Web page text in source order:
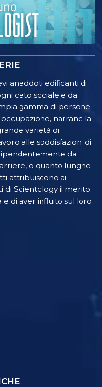
aneddoti edificanti di
ceto sociale e da
gamma di persone
narrano la
varietà di
alle soddisfazioni di
da
o quanto lunghe
attribuiscono ai
di Scientology il merito
di aver influito sul loro